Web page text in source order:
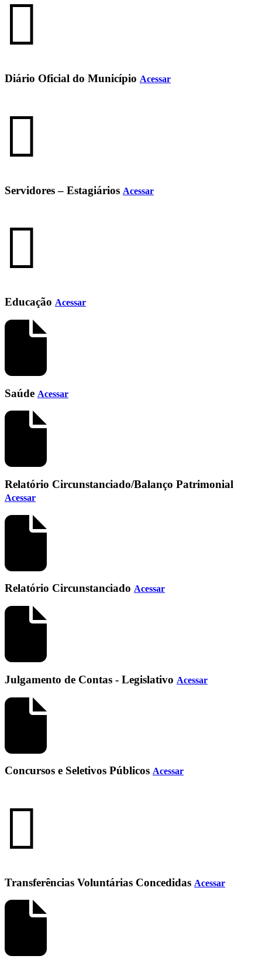
Diário Oficial do Município Acessar
Servidores – Estagiários Acessar
Educação Acessar
Saúde Acessar
Relatório Circunstanciado/Balanço Patrimonial
Acessar
Relatório Circunstanciado Acessar
Julgamento de Contas - Legislativo Acessar
Concursos e Seletivos Públicos Acessar
Transferências Voluntárias Concedidas Acessar